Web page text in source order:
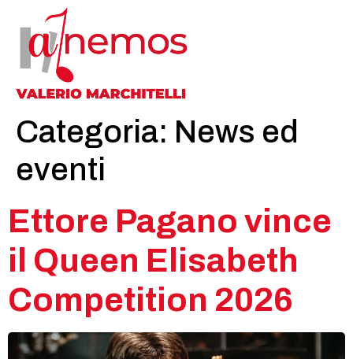
Categoria: News ed
eventi
Ettore Pagano vince
il Queen Elisabeth
Competition 2026